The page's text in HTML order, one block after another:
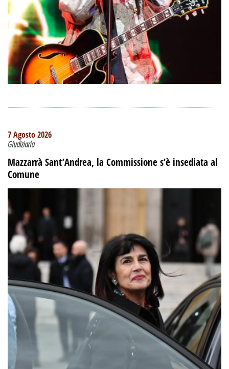
7 Agosto 2026
Giudiziaria
Mazzarrà Sant’Andrea, la Commissione s’è insediata al
Comune